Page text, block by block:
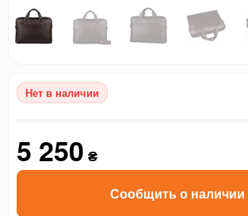
Нет в наличии
5 250 ₴
Сообщить о наличии